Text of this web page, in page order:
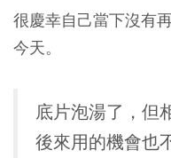
很慶幸自己當下沒有
今天。
底片泡湯了，但
後來用的機會也